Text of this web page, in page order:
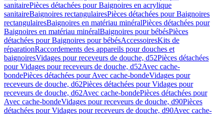
sanitairePièces détachées pour Baignoires en acrylique
sanitaireBaignoires rectangulairesPièces détachées pour Baignoires
rectangulairesBaignoires en matériau minéralPièces détachées pour
Baignoires en matériau minéralBaignoires pour bébésPièces
détachées pour Baignoires pour bébésAccessoiresKits de
réparationRaccordements des appareils pour douches et
baignoiresVidages pour receveurs de douche, d52Pièces détachées
pour Vidages pour receveurs de douche, d52Avec cache-
bondePièces détachées pour Avec cache-bondeVidages pour
receveurs de douche, d62Pièces détachées pour Vidages pour
receveurs de douche, d62Avec cache-bondePièces détachées pour
Avec cache-bondeVidages pour receveurs de douche, d90Pièces
détachées pour Vidages pour receveurs de douche, d90Avec cache-